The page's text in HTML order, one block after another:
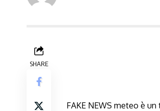
SHARE
FAKE NEWS meteo è